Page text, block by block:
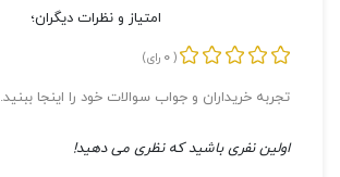
امتیاز و نظرات دیگران؛
(
0 رای)
تجربه خریداران و جواب سوالات خود را اینجا ببنید.
اولین نفری باشید که نظری می دهید!